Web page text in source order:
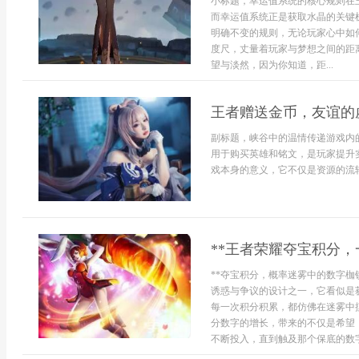
而幸运值系统正是获取水晶的关
明确不变的规则，无论玩家心中
度尺，丈量着玩家与梦想之间的
望与淡然，因为你知道，距...
王者赠送金币，友谊的
副标题，峡谷中的温情传递游戏
用于购买英雄和铭文，是玩家提
戏本身的意义，它不仅是资源的流
**王者荣耀夺宝积分
**夺宝积分，概率迷雾中的数字
诱惑与争议的设计之一，它看似
每一次积分积累，都仿佛在迷雾
分数字的增长，带来的不仅是希
不断投入，直到触及那个保底的数